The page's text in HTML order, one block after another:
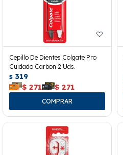
Cepillo De Dientes Colgate Pro
Cuidado Carbon 2 Uds.
$ 319
$ 271 $ 271